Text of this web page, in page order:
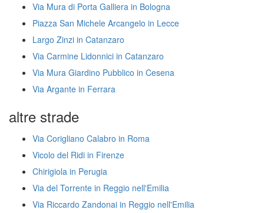
Via Mura di Porta Galliera in Bologna
Piazza San Michele Arcangelo in Lecce
Largo Zinzi in Catanzaro
Via Carmine Lidonnici in Catanzaro
Via Mura Giardino Pubblico in Cesena
Via Argante in Ferrara
altre strade
Via Corigliano Calabro in Roma
Vicolo del Ridi in Firenze
Chirigiola in Perugia
Via del Torrente in Reggio nell'Emilia
Via Riccardo Zandonai in Reggio nell'Emilia